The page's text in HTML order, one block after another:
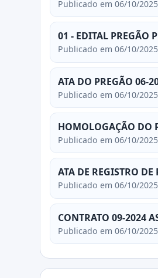
Publicado em 06/10/2025
01 - EDITAL PREGÃO
Publicado em 06/10/2025
ATA DO PREGÃO 06-
Publicado em 06/10/2025
HOMOLOGAÇÃO DO
Publicado em 06/10/2025
ATA DE REGISTRO
Publicado em 06/10/2025
CONTRATO 09-2024
Publicado em 06/10/2025